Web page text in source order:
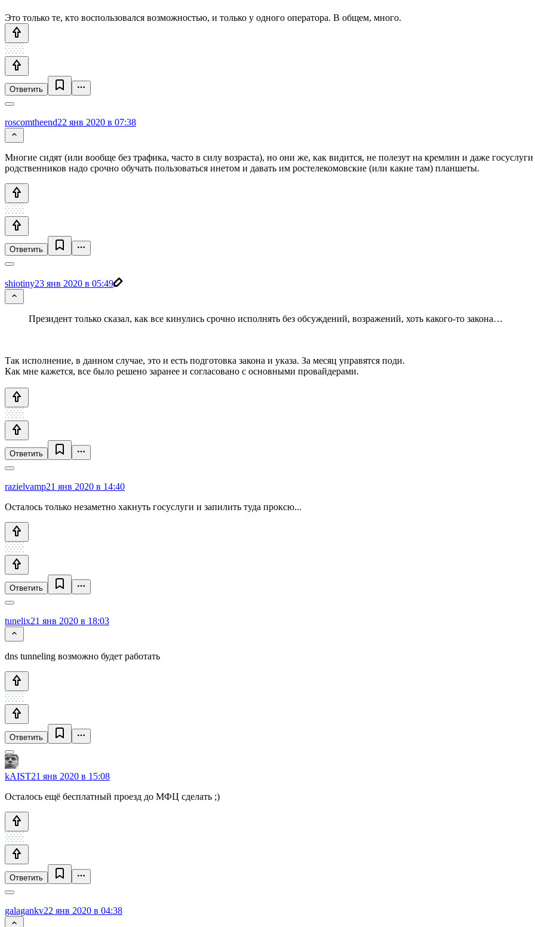
Это только те, кто воспользовался возможностью, и только у одного оператора. В общем, много.
Ответить
roscomtheend22 янв 2020 в 07:38
Многие сидят (или вообще без трафика, часто в силу возраста), но они же, как видится, не полезут на кремлин и даже
родственников надо срочно обучать пользоваться инетом и давать им ростелекомовские (или какие там) планшеты.
Ответить
shiotiny23 янв 2020 в 05:49
Президент только сказал, как все кинулись срочно исполнять без обсуждений, возражений, хоть какого-то закона…
Так исполнение, в данном случае, это и есть подготовка закона и указа. За месяц управятся поди.
Как мне кажется, все было решено заранее и согласовано с основными провайдерами.
Ответить
razielvamp21 янв 2020 в 14:40
Осталось только незаметно хакнуть госуслуги и запилить туда проксю...
Ответить
tunelix21 янв 2020 в 18:03
dns tunneling возможно будет работать
Ответить
kAIST21 янв 2020 в 15:08
Осталось ещё бесплатный проезд до МФЦ сделать ;)
Ответить
galagankv22 янв 2020 в 04:38